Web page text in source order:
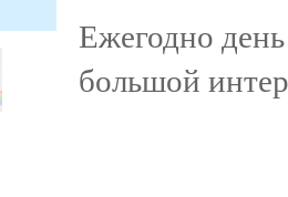
Ежегодно
большой